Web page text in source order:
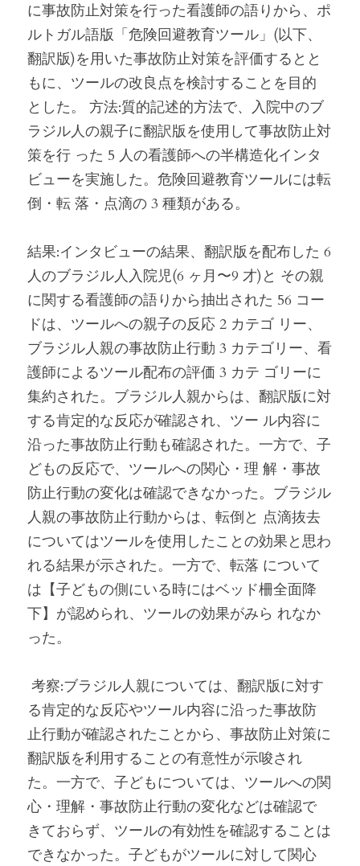
に事故防止対策を行った看護師の語りから、ポ
ルトガル語版「危険回避教育ツール」(以下、
翻訳版)を用いた事故防止対策を評価するとと
もに、ツールの改良点を検討することを目的
とした。 方法:質的記述的方法で、入院中のブ
ラジル人の親子に翻訳版を使用して事故防止対
策を行 った 5 人の看護師への半構造化インタ
ビューを実施した。危険回避教育ツールには転
倒・転 落・点滴の 3 種類がある。
結果:インタビューの結果、翻訳版を配布した 6
人のブラジル人入院児(6 ヶ月〜9 才)と その親
に関する看護師の語りから抽出された 56 コー
ドは、ツールへの親子の反応 2 カテゴ リー、
ブラジル人親の事故防止行動 3 カテゴリー、看
護師によるツール配布の評価 3 カテ ゴリーに
集約された。ブラジル人親からは、翻訳版に対
する肯定的な反応が確認され、ツー ル内容に
沿った事故防止行動も確認された。一方で、子
どもの反応で、ツールへの関心・理 解・事故
防止行動の変化は確認できなかった。ブラジル
人親の事故防止行動からは、転倒と 点滴抜去
についてはツールを使用したことの効果と思わ
れる結果が示された。一方で、転落 について
は【子どもの側にいる時にはベッド柵全面降
下】が認められ、ツールの効果がみら れなか
った。
る肯定的な反応やツール内容に沿った事故防
止行動が確認されたことから、事故防止対策に
翻訳版を利用することの有意性が示唆され
た。一方で、子どもについては、ツールへの関
心・理解・事故防止行動の変化などは確認で
きておらず、ツールの有効性を確認することは
できなかった。子どもがツールに対して関心